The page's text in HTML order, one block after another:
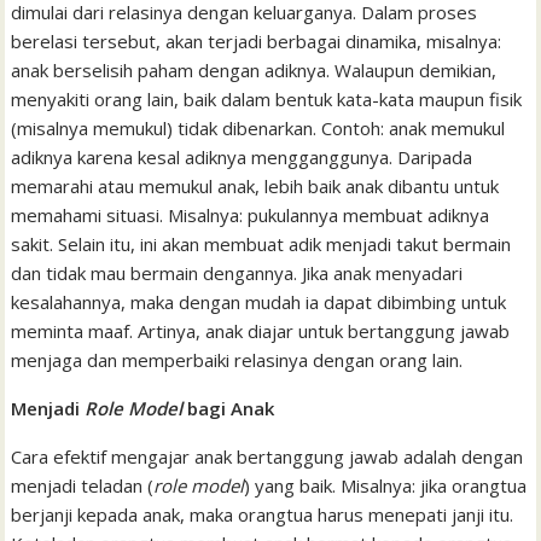
dimulai dari relasinya dengan keluarganya. Dalam proses
berelasi tersebut, akan terjadi berbagai dinamika, misalnya:
anak berselisih paham dengan adiknya. Walaupun demikian,
menyakiti orang lain, baik dalam bentuk kata-kata maupun fisik
(misalnya memukul) tidak dibenarkan. Contoh: anak memukul
adiknya karena kesal adiknya mengganggunya. Daripada
memarahi atau memukul anak, lebih baik anak dibantu untuk
memahami situasi. Misalnya: pukulannya membuat adiknya
sakit. Selain itu, ini akan membuat adik menjadi takut bermain
dan tidak mau bermain dengannya. Jika anak menyadari
kesalahannya, maka dengan mudah ia dapat dibimbing untuk
meminta maaf. Artinya, anak diajar untuk bertanggung jawab
menjaga dan memperbaiki relasinya dengan orang lain.
Menjadi Role Modelbagi Anak
Cara efektif mengajar anak bertanggung jawab adalah dengan
menjadi teladan (role model) yang baik. Misalnya: jika orangtua
berjanji kepada anak, maka orangtua harus menepati janji itu.